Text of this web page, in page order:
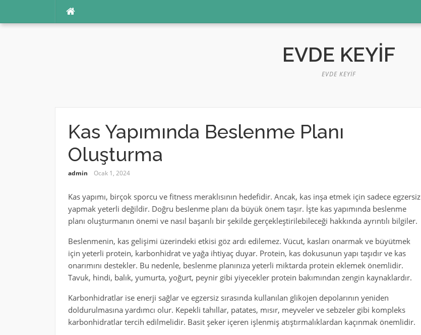
EVDE KEYIF
EVDE KEYIF
Kas Yapımında Beslenme Planı
Oluşturma
admin Ocak 1, 2024
Kas yapımı, birçok sporcu ve fitness meraklısının hedefidir. Ancak, kas inşa etmek için sadece egzersiz
yapmak yeterli değildir. Doğru beslenme planı da büyük önem taşır. İşte kas yapımında beslenme
planı oluşturmanın önemi ve nasıl başarılı bir şekilde gerçekleştirilebileceği hakkında ayrıntılı bilgiler.
Beslenmenin, kas gelişimi üzerindeki etkisi göz ardı edilemez. Vücut, kasları onarmak ve büyütmek
için yeterli protein, karbonhidrat ve yağa ihtiyaç duyar. Protein, kas dokusunun yapı taşıdır ve kas
onarımını destekler. Bu nedenle, beslenme planınıza yeterli miktarda protein eklemek önemlidir.
Tavuk, hindi, balık, yumurta, yoğurt, peynir gibi yiyecekler protein bakımından zengin kaynaklardır.
Karbonhidratlar ise enerji sağlar ve egzersiz sırasında kullanılan glikojen depolarının yeniden
doldurulmasına yardımcı olur. Kepekli tahıllar, patates, mısır, meyveler ve sebzeler gibi kompleks
karbonhidratlar tercih edilmelidir. Basit şeker içeren işlenmiş atıştırmalıklardan kaçınmak önemlidir.